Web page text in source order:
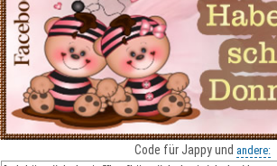
Code für Jappy und andere: